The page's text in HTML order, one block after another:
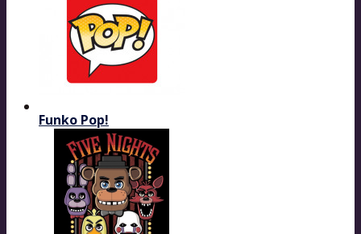
Funko Pop!